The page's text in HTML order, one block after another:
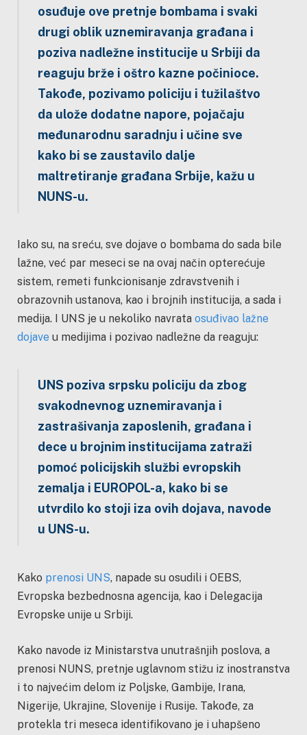
osuđuje ove pretnje bombama i svaki
drugi oblik uznemiravanja građana i
poziva nadležne institucije u Srbiji da
reaguju brže i oštro kazne počinioce.
Takođe, pozivamo policiju i tužilaštvo
da ulože dodatne napore, pojačaju
međunarodnu saradnju i učine sve
kako bi se zaustavilo dalje
maltretiranje građana Srbije, kažu u
NUNS-u.
Iako su, na sreću, sve dojave o bombama do sada bile
lažne, već par meseci se na ovaj način opterećuje
sistem, remeti funkcionisanje zdravstvenih i
obrazovnih ustanova, kao i brojnih institucija, a sada i
medija. I UNS je u nekoliko navrata osuđivao lažne
dojave u medijima i pozivao nadležne da reaguju:
UNS poziva srpsku policiju da zbog
svakodnevnog uznemiravanja i
zastrašivanja zaposlenih, građana i
dece u brojnim institucijama zatraži
pomoć policijskih službi evropskih
zemalja i EUROPOL-a, kako bi se
utvrdilo ko stoji iza ovih dojava, navode
u UNS-u.
Kako prenosi UNS, napade su osudili i OEBS,
Evropska bezbednosna agencija, kao i Delegacija
Evropske unije u Srbiji.
Kako navode iz Ministarstva unutrašnjih poslova, a
prenosi NUNS, pretnje uglavnom stižu iz inostranstva
i to najvećim delom iz Poljske, Gambije, Irana,
Nigerije, Ukrajine, Slovenije i Rusije. Takođe, za
protekla tri meseca identifikovano je i uhapšeno